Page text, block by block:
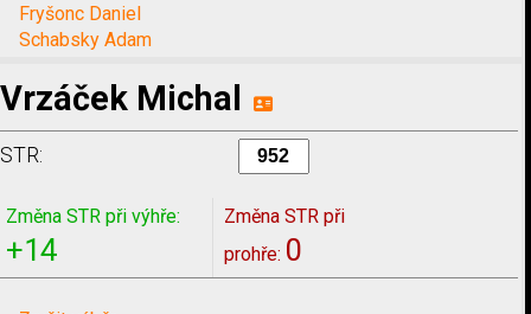
Fryšonc Daniel
Schabsky Adam
Vrzáček Michal
STR:
Změna STR při výhře:
+14
Změna STR při
prohře: 0